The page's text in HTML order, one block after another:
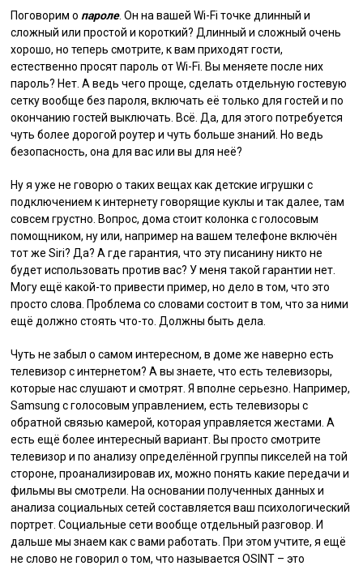
Поговорим о пароле. Он на вашей Wi-Fi точке длинный и
сложный или простой и короткий? Длинный и сложный очень
хорошо, но теперь смотрите, к вам приходят гости,
естественно просят пароль от Wi-Fi. Вы меняете после них
пароль? Нет. А ведь чего проще, сделать отдельную гостевую
сетку вообще без пароля, включать её только для гостей и по
окончанию гостей выключать. Всё. Да, для этого потребуется
чуть более дорогой роутер и чуть больше знаний. Но ведь
безопасность, она для вас или вы для неё?
Ну я уже не говорю о таких вещах как детские игрушки с
подключением к интернету говорящие куклы и так далее, там
совсем грустно. Вопрос, дома стоит колонка с голосовым
помощником, ну или, например на вашем телефоне включён
тот же Siri? Да? А где гарантия, что эту писанину никто не
будет использовать против вас? У меня такой гарантии нет.
Могу ещё какой-то привести пример, но дело в том, что это
просто слова. Проблема со словами состоит в том, что за ними
ещё должно стоять что-то. Должны быть дела.
Чуть не забыл о самом интересном, в доме же наверно есть
телевизор с интернетом? А вы знаете, что есть телевизоры,
которые нас слушают и смотрят. Я вполне серьезно. Например,
Samsung с голосовым управлением, есть телевизоры с
обратной связью камерой, которая управляется жестами. А
есть ещё более интересный вариант. Вы просто смотрите
телевизор и по анализу определённой группы пикселей на той
стороне, проанализировав их, можно понять какие передачи и
фильмы вы смотрели. На основании полученных данных и
анализа социальных сетей составляется ваш психологический
портрет. Социальные сети вообще отдельный разговор. И
дальше мы знаем как с вами работать. При этом учтите, я ещё
не слово не говорил о том, что называется OSINT – это